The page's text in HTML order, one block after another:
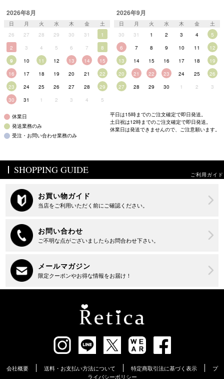
2026年8月
日 月 火 水 木 金
土
26
27 28 29 30 31
1
2
3 4 5 6 7
8
9
10 11 12 13 14
15
16
17 18 19 20 21
22
23
24 25 26 27 28
29
30
31 1 2 3 4 5
2026年9月
日 月 火 水 木 金
土
30
31 1 2 3 4
5
6
7 8 9 10 11
12
13
14 15 16 17 18
19
20
21 22 23 24 25
26
27
28 29 30 1 2 3
休業日
発送業務のみ
受注・お問い合わせ業務のみ
平日は15時までのご注文確定で即日発送。
土日祝は12時までのご注文確定で即日発送。
休業日は発送できませんので、ご注意願います。
SHOPPING GUIDE ご利用ガイド
会社概要 送料・お支払い方法について 特定商取引法に基づく表示
プ
ライバシーポリシー